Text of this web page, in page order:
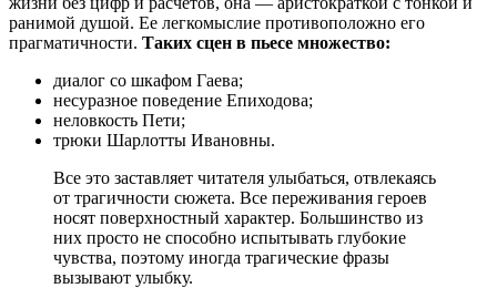
ранимой душой. Ее легкомыслие противоположно его
прагматичности. Таких сцен в пьесе множество:
диалог со шкафом Гаева;
несуразное поведение Епиходова;
неловкость Пети;
трюки Шарлотты Ивановны.
Все это заставляет читателя улыбаться, отвлекаясь
от трагичности сюжета. Все переживания героев
носят поверхностный характер. Большинство из
них просто не способно испытывать глубокие
чувства, поэтому иногда трагические фразы
вызывают улыбку.